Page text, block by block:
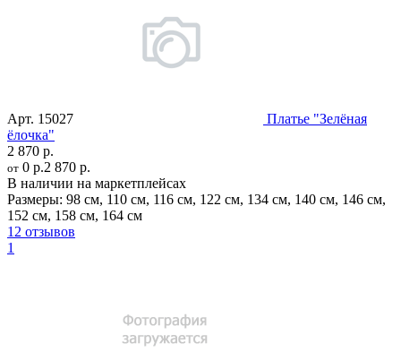
Арт. 15027
Платье "Зелёная
ёлочка"
2 870 р.
от 0 р.2 870 р.
В наличии на маркетплейсах
Размеры: 98 см, 110 см, 116 см, 122 см, 134 см, 140 см, 146 см,
152 см, 158 см, 164 см
12 отзывов
1